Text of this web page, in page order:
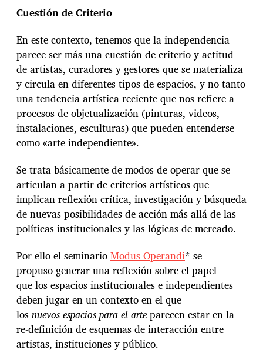
Cuestión de Criterio
En este contexto, tenemos que la independencia
parece ser más una cuestión de criterio y actitud
de artistas, curadores y gestores que se materializa
y circula en diferentes tipos de espacios, y no tanto
una tendencia artística reciente que nos refiere a
procesos de objetualización (pinturas, videos,
instalaciones, esculturas) que pueden entenderse
como «arte independiente».
Se trata básicamente de modos de operar que se
articulan a partir de criterios artísticos que
implican reflexión crítica, investigación y búsqueda
de nuevas posibilidades de acción más allá de las
políticas institucionales y las lógicas de mercado.
Por ello el seminarioModus Operandi* se
propuso generar una reflexión sobre el papel
que los espacios institucionales e independientes
deben jugar en un contexto en el que
losnuevos espacios para el arteparecen estar en la
re-definición de esquemas de interacción entre
artistas, instituciones y público.